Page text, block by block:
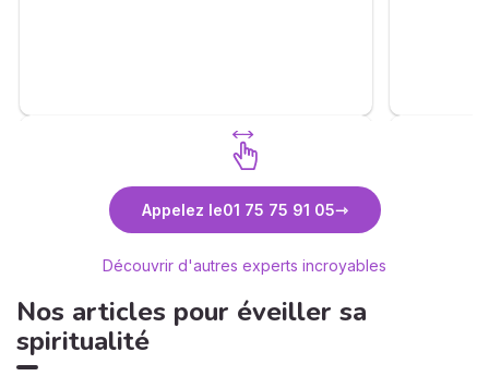
Découvrez Alix Maya
Appelez le01 75 75 91 05
Découvrir d'autres experts incroyables
Nos articles pour éveiller sa
spiritualité